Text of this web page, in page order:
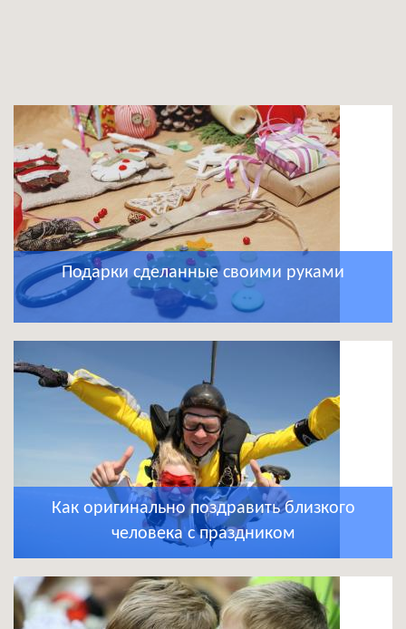
Подарки сделанные своими руками
Как оригинально поздравить близкого
человека с праздником